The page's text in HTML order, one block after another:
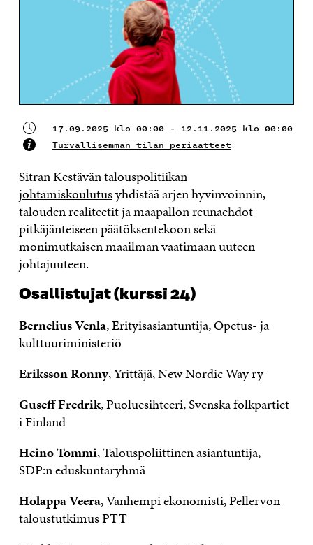
17.09.2025 klo 00:00 - 12.11.2025 klo 00:00
Turvallisemman tilan periaatteet
SitranKestävän talouspolitiikan
johtamiskoulutusyhdistää arjen hyvinvoinnin,
talouden realiteetit ja maapallon reunaehdot
pitkäjänteiseen päätöksentekoon sekä
monimutkaisen maailman vaatimaan uuteen
johtajuuteen.
Osallistujat (kurssi 24)
Bernelius Venla, Erityisasiantuntija, Opetus- ja
kulttuuriministeriö
Eriksson Ronny, Yrittäjä, New Nordic Way ry
Guseff Fredrik, Puoluesihteeri, Svenska folkpartiet
i Finland
Heino Tommi, Talouspoliittinen asiantuntija,
SDP:n eduskuntaryhmä
Holappa Veera, Vanhempi ekonomisti, Pellervon
taloustutkimus PTT